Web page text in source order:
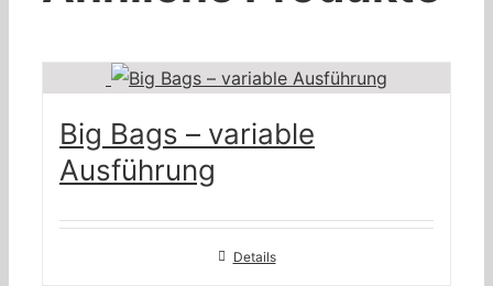
Big Bags – variable
Ausführung
Details